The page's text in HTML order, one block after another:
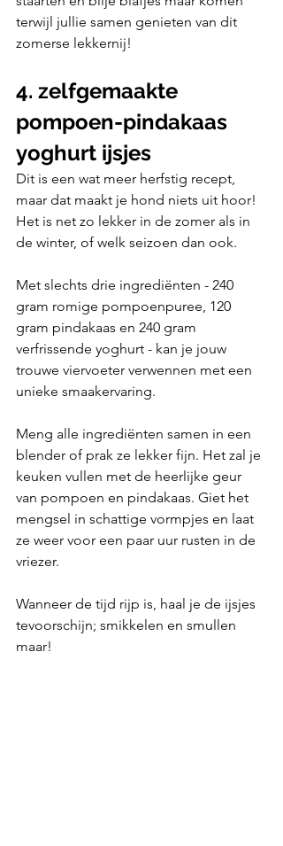
terwijl jullie samen genieten van dit
zomerse lekkernij!
4. zelfgemaakte
pompoen-pindakaas
yoghurt ijsjes
Dit is een wat meer herfstig recept,
maar dat maakt je hond niets uit hoor!
Het is net zo lekker in de zomer als in
de winter, of welk seizoen dan ook.
Met slechts drie ingrediënten - 240
gram romige pompoenpuree, 120
gram pindakaas en 240 gram
verfrissende yoghurt - kan je jouw
trouwe viervoeter verwennen met een
unieke smaakervaring.
Meng alle ingrediënten samen in een
blender of prak ze lekker fijn. Het zal je
keuken vullen met de heerlijke geur
van pompoen en pindakaas. Giet het
mengsel in schattige vormpjes en laat
ze weer voor een paar uur rusten in de
vriezer.
Wanneer de tijd rijp is, haal je de ijsjes
tevoorschijn; smikkelen en smullen
maar!